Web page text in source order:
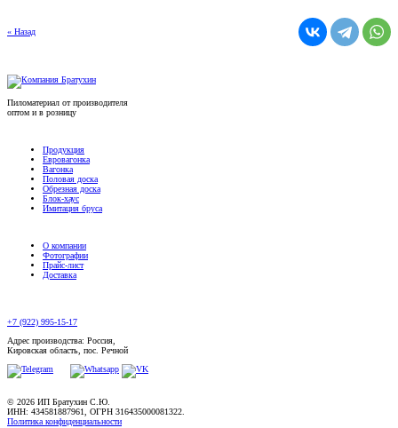
« Назад
Пиломатериал от производителя
оптом и в розницу
Продукция
Евровагонка
Вагонка
Половая доска
Обрезная доска
Блок-хаус
Имитация бруса
О компании
Фотографии
Прайс-лист
Доставка
+7 (922) 995-15-17
Адрес производства: Россия,
Кировская область, пос. Речной
© 2026 ИП Братухин С.Ю.
ИНН: 434581887961, ОГРН 316435000081322.
Политика конфиденциальности